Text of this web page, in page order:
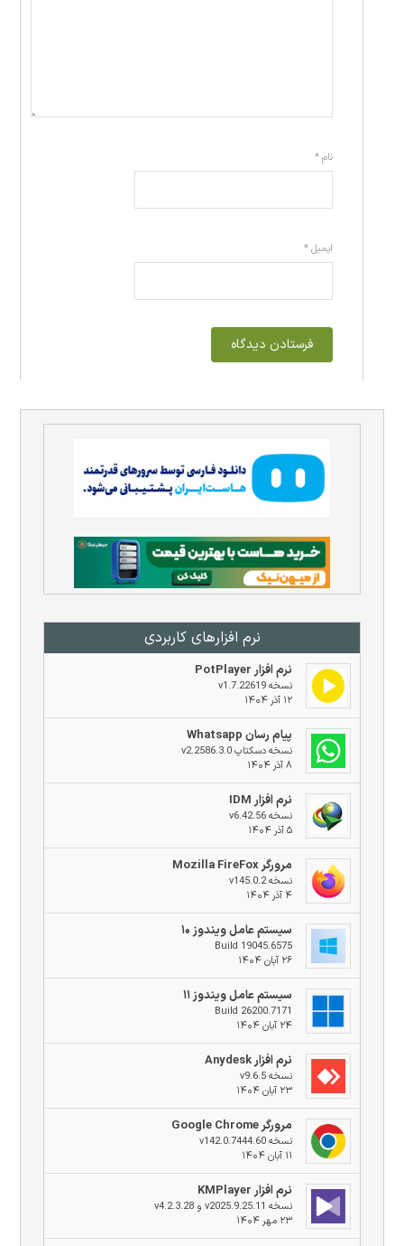
نرم افزار‌های کاربردی
نرم افزار PotPlayer
نسخه v1.7.22619
۱۲ آذر ۱۴۰۴
پیام رسان Whatsapp
نسخه دسکتاپ v2.2586.3.0
۸ آذر ۱۴۰۴
نرم افزار IDM
نسخه v6.42.56
۵ آذر ۱۴۰۴
مرورگر Mozilla FireFox
نسخه v145.0.2
۴ آذر ۱۴۰۴
سیستم عامل ویندوز ۱۰
Build 19045.6575
۲۶ آبان ۱۴۰۴
سیستم عامل ویندوز ۱۱
Build 26200.7171
۲۴ آبان ۱۴۰۴
نرم افزار Anydesk
نسخه v9.6.5
۲۳ آبان ۱۴۰۴
مرورگر Google Chrome
نسخه v142.0.7444.60
۱۱ آبان ۱۴۰۴
نرم افزار KMPlayer
نسخه v2025.9.25.11 و v4.2.3.28
۲۳ مهر ۱۴۰۴
نام*
ایمیل*